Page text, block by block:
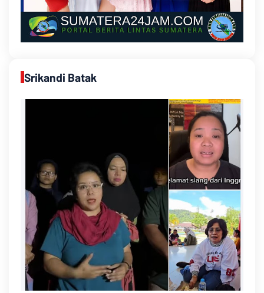
Srikandi Batak